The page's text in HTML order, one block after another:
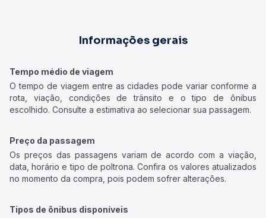
Informações gerais
Tempo médio de viagem
O tempo de viagem entre as cidades pode variar conforme a
rota, viação, condições de trânsito e o tipo de ônibus
escolhido. Consulte a estimativa ao selecionar sua passagem.
Preço da passagem
Os preços das passagens variam de acordo com a viação,
data, horário e tipo de poltrona. Confira os valores atualizados
no momento da compra, pois podem sofrer alterações.
Tipos de ônibus disponíveis